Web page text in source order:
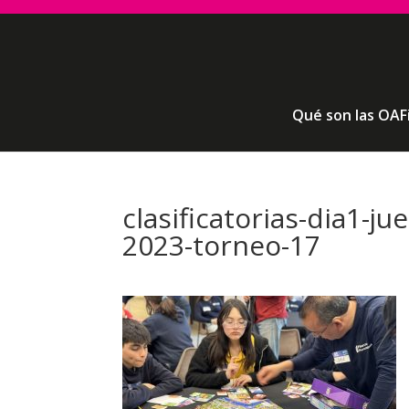
Qué son las
clasificatorias-dia1-
2023-torneo-17